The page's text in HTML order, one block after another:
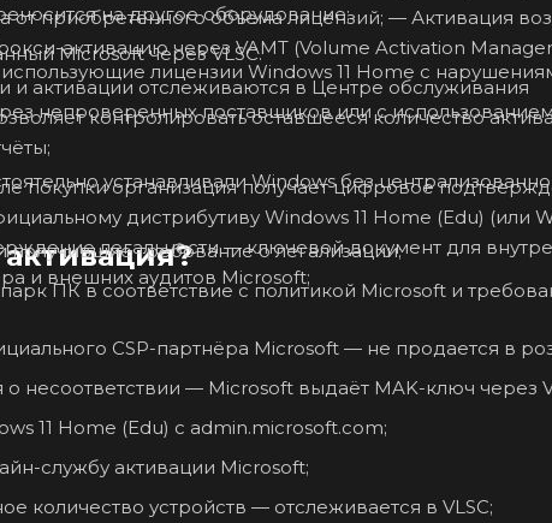
объёма лицензий; — Активация возможна через:
службу активации Microsoft; — Прокси-активацию через VAMT (Volume Activation
и внешних аудитов Microsoft;
на другое оборудование;
Microsoft через VLSC.
лицензии Windows 11 Home с
непроверенных поставщиков или с
устанавливали Windows без
требование о легализации;
ПК в соответствие с политикой Microsoft и
CSP-партнёра Microsoft — не продается в
несоответствии — Microsoft выдаёт MAK-ключ через
11 Home (Edu) с admin.microsoft.com;
службу активации Microsoft;
количество устройств — отслеживается в VLSC;